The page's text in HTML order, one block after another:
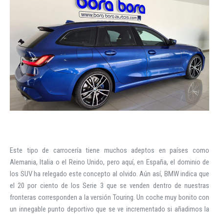
Este tipo de carrocería tiene muchos adeptos en países como
Alemania, Italia o el Reino Unido, pero aquí, en España, el dominio de
los SUV ha relegado este concepto al olvido. Aún así, BMW indica que
el 20 por ciento de los Serie 3 que se venden dentro de nuestras
fronteras corresponden a la versión Touring. Un coche muy bonito con
un innegable punto deportivo que se ve incrementado si añadimos la